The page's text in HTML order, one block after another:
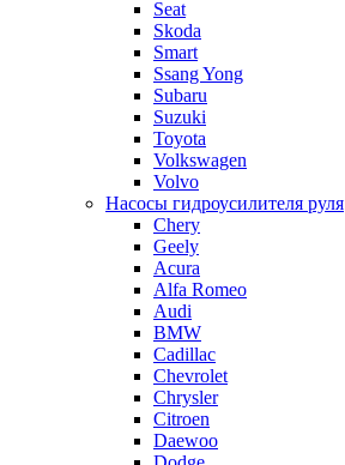
Seat
Skoda
Smart
Ssang Yong
Subaru
Suzuki
Toyota
Volkswagen
Volvo
Насосы гидроусилителя руля
Chery
Geely
Acura
Alfa Romeo
Audi
BMW
Cadillac
Chevrolet
Chrysler
Citroen
Daewoo